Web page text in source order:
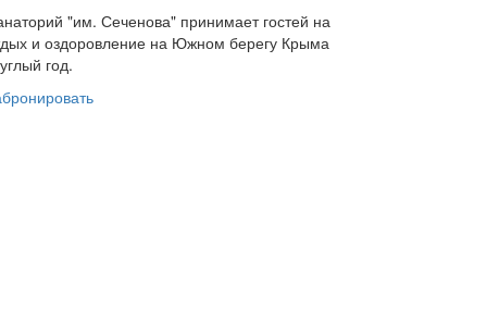
"им. Сеченова" принимает гостей на
и оздоровление на Южном берегу Крыма
год.